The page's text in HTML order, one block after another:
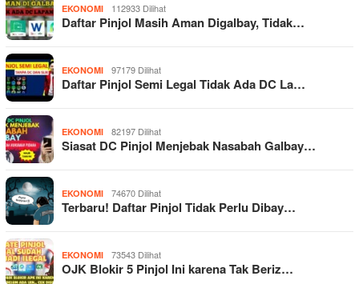
EKONOMI 112933 Dilihat
Daftar Pinjol Masih Aman Digalbay, Tidak…
EKONOMI 97179 Dilihat
Daftar Pinjol Semi Legal Tidak Ada DC La…
EKONOMI 82197 Dilihat
Siasat DC Pinjol Menjebak Nasabah Galbay…
EKONOMI 74670 Dilihat
Terbaru! Daftar Pinjol Tidak Perlu Dibay…
EKONOMI 73543 Dilihat
OJK Blokir 5 Pinjol Ini karena Tak Beriz…